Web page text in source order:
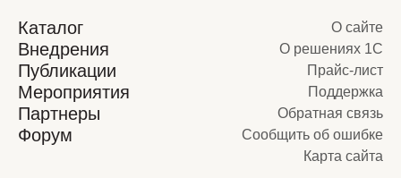
Каталог
Внедрения
Публикации
Мероприятия
Партнеры
Форум
О сайте
О решениях 1С
Прайс-лист
Поддержка
Обратная связь
Сообщить об ошибке
Карта сайта